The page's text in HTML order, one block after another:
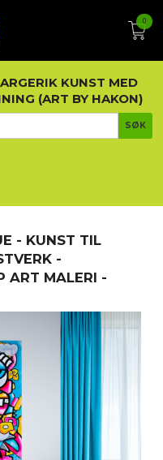
0
KUNST MED
(ART BY HAKON)
- KUNST TIL
-
ART MALERI -